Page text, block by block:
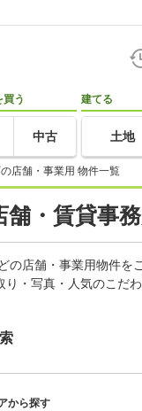
買う
中古
建てる
土地
店舗・事業用 物件一覧
・賃貸事
店舗・事業用物件
・写真・人気のこだ
から探す